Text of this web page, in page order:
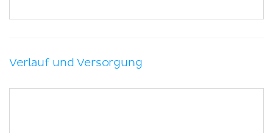
Verlauf und Versorgung